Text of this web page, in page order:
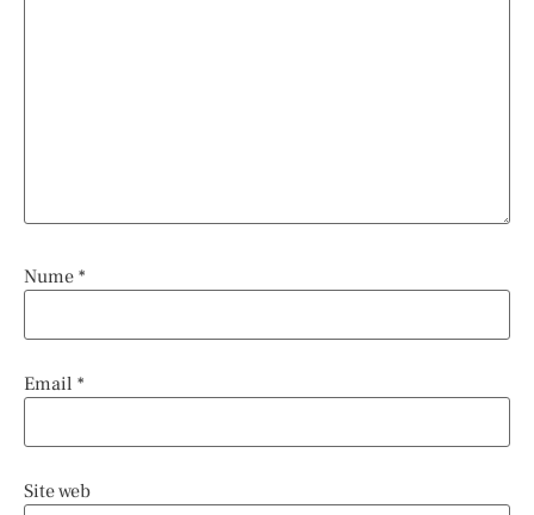
Nume *
Email *
Site web